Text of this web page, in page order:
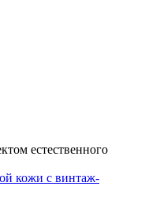
кожи с винтаж-